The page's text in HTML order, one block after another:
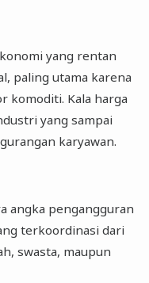
yang rentan
paling utama karena
komoditi. Kala harga
yang sampai
karyawan.
angka pengangguran
terkoordinasi dari
swasta, maupun